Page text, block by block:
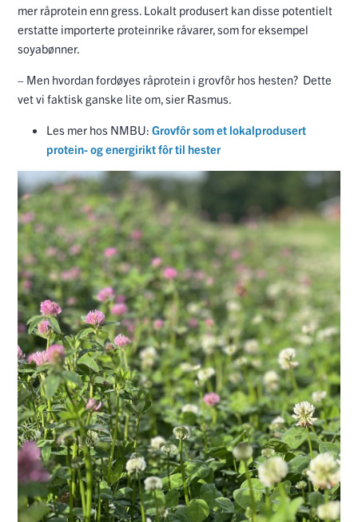
mer råprotein enn gress. Lokalt produsert kan disse potentielt
erstatte importerte proteinrike råvarer, som for eksempel
soyabønner.
– Men hvordan fordøyes råprotein i grovfôr hos hesten? Dette
vet vi faktisk ganske lite om, sier Rasmus.
Les mer hos NMBU: Grovfôr som et lokalprodusert
protein- og energirikt fôr til hester